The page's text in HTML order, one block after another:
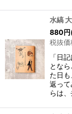
水縞
880円
税抜価
「日
とな
た日
返っ
らは